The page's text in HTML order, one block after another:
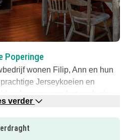
Poperinge
wonen Filip, Ann en hun
Jerseykoeien en
bij het voeren van de
van gras en stro en met
verder